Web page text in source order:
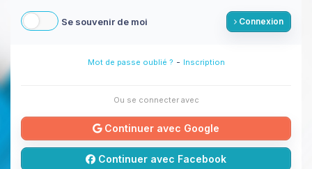
Se souvenir de moi Connexion
Mot de passe oublié ? - Inscription
Ou se connecter avec
Continuer avec Google
Continuer avec Facebook